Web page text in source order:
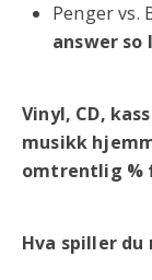
Penger vs.
answer so
Vinyl, CD,
musikk
omtrentlig %
Hva spiller du